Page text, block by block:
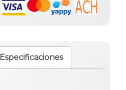
Especificaciones